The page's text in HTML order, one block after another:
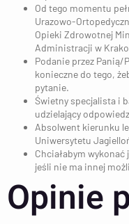
Od tego momentu
Urazowo-
Opieki Zdrowotnej
Administracji w
Podanie przez Panią/
konieczne do tego,
pytanie.
Świetny specjalista i
udzielający
Absolwent kierunku
Uniwersytetu
Chciałabym wykonać
jeśli nie ma innej
Opinie